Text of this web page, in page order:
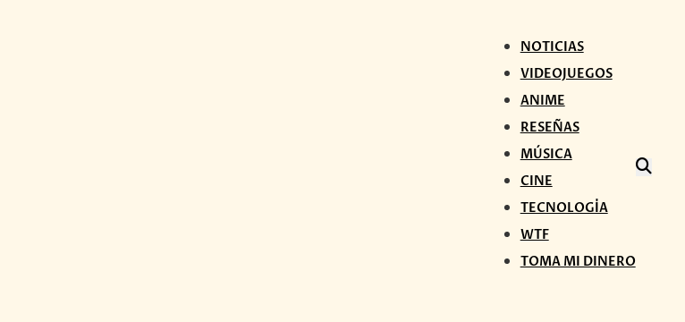
NOTICIAS
VIDEOJUEGOS
ANIME
RESEÑAS
MÚSICA
CINE
TECNOLOGÍA
WTF
TOMA MI DINERO